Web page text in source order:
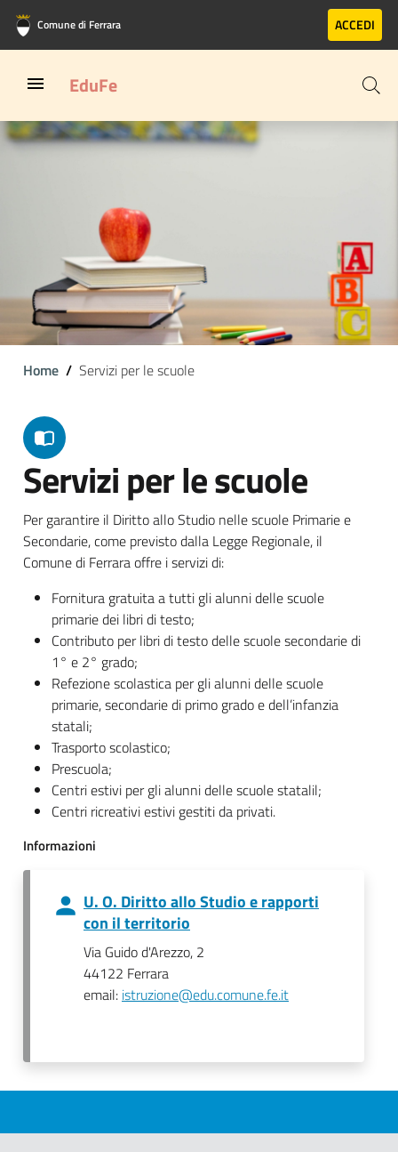
Vai al contenuto principale
Vai al footer
Comune di Ferrara ACCEDI
EduFe
Home Servizi per le scuole
Servizi per le scuole
Per garantire il Diritto allo Studio nelle scuole Primarie e
Secondarie, come previsto dalla Legge Regionale, il
Comune di Ferrara offre i servizi di:
Fornitura gratuita a tutti gli alunni delle scuole
primarie dei libri di testo;
Contributo per libri di testo delle scuole secondarie di
1° e 2° grado;
Refezione scolastica per gli alunni delle scuole
primarie, secondarie di primo grado e dell’infanzia
statali;
Trasporto scolastico;
Prescuola;
Centri estivi per gli alunni delle scuole statalil;
Centri ricreativi estivi gestiti da privati.
Informazioni
U. O. Diritto allo Studio e rapporti
con il territorio
Via Guido d'Arezzo, 2
44122 Ferrara
email: istruzione@edu.comune.fe.it